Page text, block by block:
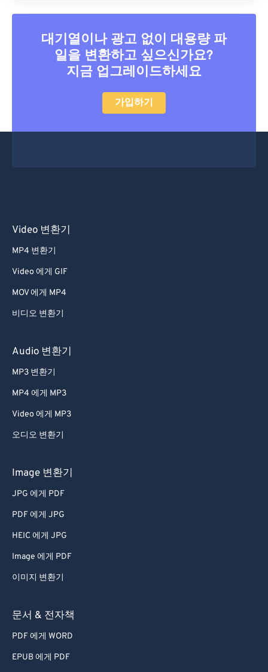
대기열이나 광고 없이 대용량 파
일을 변환하고 싶으신가요?
지금 업그레이드하세요
가입하기
Video 변환기
MP4 변환기
Video 에게 GIF
MOV 에게 MP4
비디오 변환기
Audio 변환기
MP3 변환기
MP4 에게 MP3
Video 에게 MP3
오디오 변환기
Image 변환기
JPG 에게 PDF
PDF 에게 JPG
HEIC 에게 JPG
Image 에게 PDF
이미지 변환기
문서 & 전자책
PDF 에게 WORD
EPUB 에게 PDF